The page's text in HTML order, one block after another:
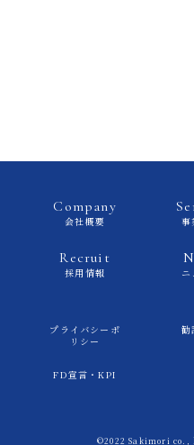
Company
会社概要 事
Recruit
採用情報 ニ
プライバシーポ
リシー
勧
FD宣言・KPI
©2022 Sakimori co.,